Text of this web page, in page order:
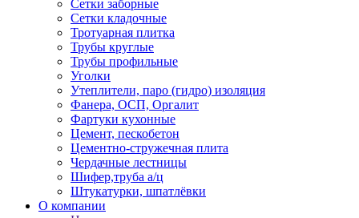
Сетки заборные
Сетки кладочные
Тротуарная плитка
Трубы круглые
Трубы профильные
Уголки
Утеплители, паро (гидро) изоляция
Фанера, ОСП, Оргалит
Фартуки кухонные
Цемент, пескобетон
Цементно-стружечная плита
Чердачные лестницы
Шифер,труба а/ц
Штукатурки, шпатлёвки
О компании